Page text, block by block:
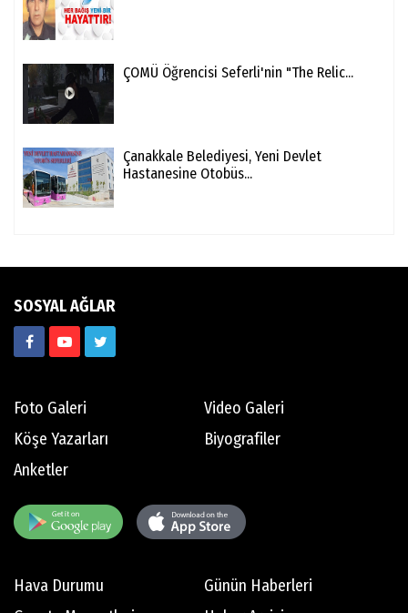
ÇOMÜ Öğrencisi Seferli'nin "The Relic...
Çanakkale Belediyesi, Yeni Devlet
Hastanesine Otobüs...
SOSYAL AĞLAR
Foto Galeri
Video Galeri
Köşe Yazarları
Biyografiler
Anketler
Hava Durumu
Günün Haberleri